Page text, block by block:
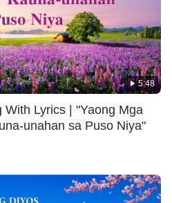
5:48
Lyrics | "Yaong Mga
unahan sa Puso Niya"